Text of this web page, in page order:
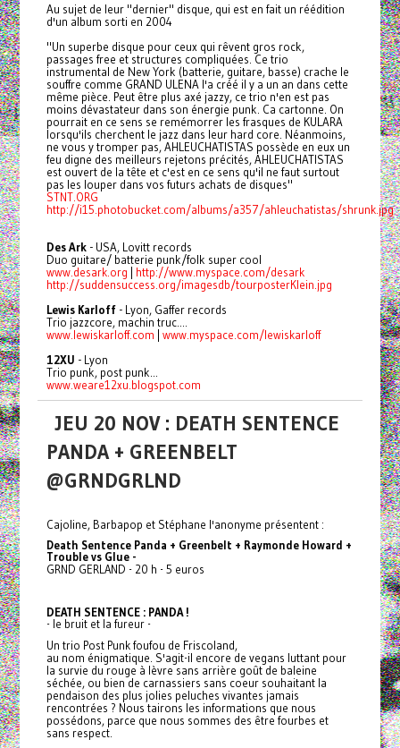
Au sujet de leur "dernier" disque, qui est en fait un réédition
d'un album sorti en 2004
"Un superbe disque pour ceux qui rêvent gros rock,
passages free et structures compliquées. Ce trio
instrumental de New York (batterie, guitare, basse) crache le
souffre comme GRAND ULENA l'a créé il y a un an dans cette
même pièce. Peut être plus axé jazzy, ce trio n'en est pas
moins dévastateur dans son énergie punk. Ca cartonne. On
pourrait en ce sens se remémorrer les frasques de KULARA
lorsqu'ils cherchent le jazz dans leur hard core. Néanmoins,
ne vous y tromper pas, AHLEUCHATISTAS possède en eux un
feu digne des meilleurs rejetons précités, AHLEUCHATISTAS
est ouvert de la tête et c'est en ce sens qu'il ne faut surtout
pas les louper dans vos futurs achats de disques"
STNT.ORG
http://i15.photobucket.com/albums/a357/ahleuchatistas/shrunk.jpg
Des Ark- USA, Lovitt records
Duo guitare/ batterie punk/folk super cool
www.desark.org
http://www.myspace.com/desark
http://suddensuccess.org/imagesdb/tourposterKlein.jpg
Lewis Karloff - Lyon, Gaffer records
Trio jazzcore, machin truc....
www.lewiskarloff.com
www.myspace.com/lewiskarloff
12XU - Lyon
Trio punk, post punk...
www.weare12xu.blogspot.com
JEU 20 NOV : DEATH SENTENCE
PANDA + GREENBELT
@GRNDGRLND
Cajoline, Barbapop et Stéphane l'anonyme présentent :
Death Sentence Panda + Greenbelt + Raymonde Howard +
Trouble vs Glue-
GRND GERLAND - 20 h - 5 euros
DEATH SENTENCE : PANDA !
- le bruit et la fureur -
Un trio Post Punk foufou de Friscoland,
au nom énigmatique. S'agit-il encore de vegans luttant pour
la survie du rouge à lèvre sans arrière goût de baleine
séchée, ou bien de carnassiers sans coeur souhaitant la
pendaison des plus jolies peluches vivantes jamais
rencontrées ? Nous tairons les informations que nous
possédons, parce que nous sommes des être fourbes et
sans respect.